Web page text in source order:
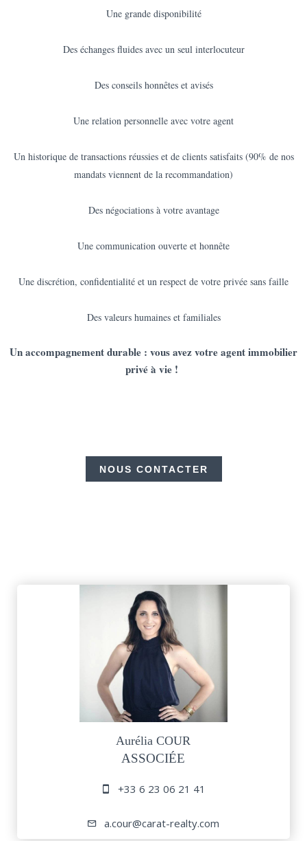
Une grande disponibilité
Des échanges fluides avec un seul interlocuteur
Des conseils honnêtes et avisés
Une relation personnelle avec votre agent
Un historique de transactions réussies et de clients satisfaits (90% de nos
mandats viennent de la recommandation)
Des négociations à votre avantage
Une communication ouverte et honnête
Une discrétion, confidentialité et un respect de votre privée sans faille
Des valeurs humaines et familiales
Un accompagnement durable : vous avez votre agent immobilier
privé à vie !
NOUS CONTACTER
Aurélia COUR
ASSOCIÉE
+33 6 23 06 21 41
a.cour@carat-realty.com